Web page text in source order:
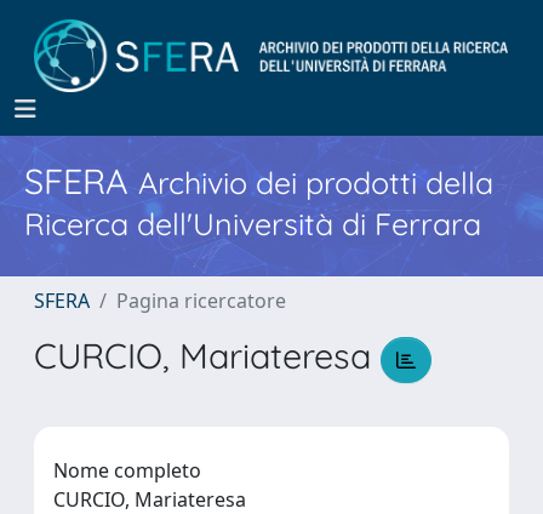
SFERA Archivio dei prodotti della
Ricerca dell'Università di Ferrara
SFERA Pagina ricercatore
CURCIO, Mariateresa
Nome completo
CURCIO, Mariateresa